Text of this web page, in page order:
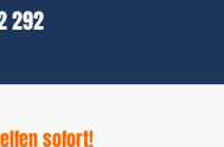
292
sofort!